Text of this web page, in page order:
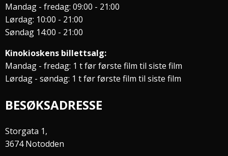
Mandag - fredag: 09:00 - 21:00
Lørdag: 10:00 - 21:00
Søndag 14:00 - 21:00
Kinokioskens billettsalg:
Mandag - fredag: 1 t før første film til siste film
Lørdag - søndag: 1 t før første film til siste film
BESØKSADRESSE
Storgata 1,
3674 Notodden